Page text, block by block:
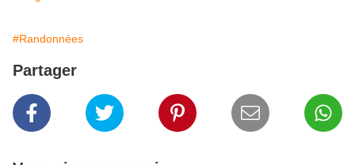
#Randonnées
Partager